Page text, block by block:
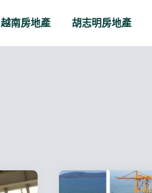
越南房地產 胡志明房地產